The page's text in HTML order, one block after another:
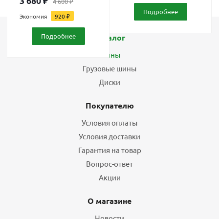
Экономия 920₽
Подробнее
Подробнее
Каталог
Шины
Грузовые шины
Диски
Покупателю
Условия оплаты
Условия доставки
Гарантия на товар
Вопрос-ответ
Акции
О магазине